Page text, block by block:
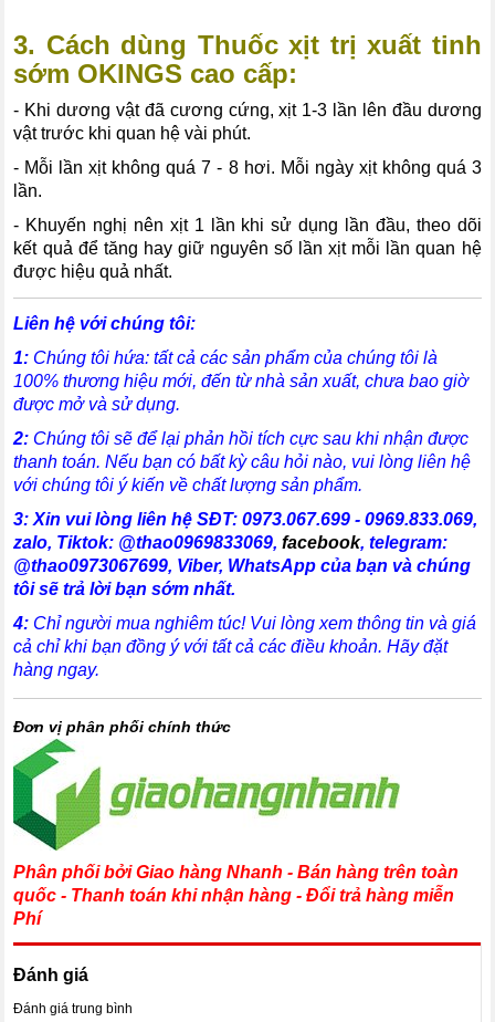
3. Cách dùng Thuốc xịt trị xuất tinh
sớm OKINGS cao cấp:
- Khi dương vật đã cương cứng, xịt 1-3 lần lên đầu dương
vật trước khi quan hệ vài phút.
- Mỗi lần xịt không quá 7 - 8 hơi. Mỗi ngày xịt không quá 3
lần.
- Khuyến nghị nên xịt 1 lần khi sử dụng lần đầu, theo dõi
kết quả để tăng hay giữ nguyên số lần xịt mỗi lần quan hệ
được hiệu quả nhất.
Liên hệ với chúng tôi:
1: Chúng tôi hứa: tất cả các sản phẩm của chúng tôi là
100% thương hiệu mới, đến từ nhà sản xuất, chưa bao giờ
được mở và sử dụng.
2: Chúng tôi sẽ để lại phản hồi tích cực sau khi nhận được
thanh toán. Nếu bạn có bất kỳ câu hỏi nào, vui lòng liên hệ
với chúng tôi ý kiến về chất lượng sản phẩm.
3:Xin vui lòng liên hệ SĐT:0973.067.699 - 0969.833.069,
zalo, Tiktok: @thao0969833069,facebook,telegram:
@thao0973067699, Viber, WhatsAppcủa bạn và chúng
tôi sẽ trả lời bạn sớm nhất.
4: Chỉ người mua nghiêm túc! Vui lòng xem thông tin và giá
cả chỉ khi bạn đồng ý với tất cả các điều khoản. Hãy đặt
hàng ngay.
Đơn vị phân phối chính thức
Phân phối bởi Giao hàng Nhanh - Bán hàng trên toàn
quốc - Thanh toán khi nhận hàng - Đổi trả hàng miễn
Phí
Đánh giá
Đánh giá trung bình